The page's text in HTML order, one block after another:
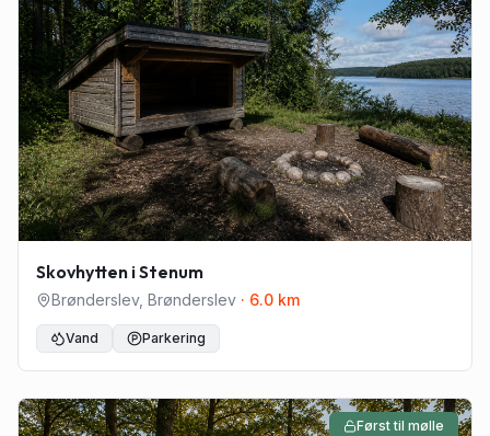
Skovhytten i Stenum
Brønderslev, Brønderslev · 6.0 km
Vand Parkering
Først til mølle